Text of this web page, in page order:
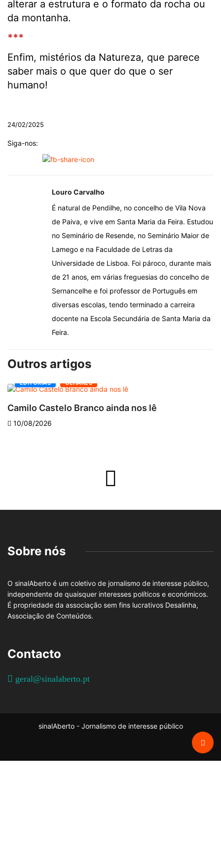
alterar a estrutura e o formato da rocha ou
da montanha.
***
Enfim, mistérios da Natureza, que parece
saber mais o que quer do que o ser
humano!
24/02/2025
Siga-nos:
Louro Carvalho
É natural de Pendilhe, no concelho de Vila Nova
de Paiva, e vive em Santa Maria da Feira. Estudou
no Seminário de Resende, no Seminário Maior de
Lamego e na Faculdade de Letras da
Universidade de Lisboa. Foi pároco, durante mais
de 21 anos, em várias freguesias do concelho de
Sernancelhe e foi professor de Português em
diversas escolas, tendo terminado a carreira
docente na Escola Secundária de Santa Maria da
Feira.
Outros artigos
EDITORIAS OLHARES
Camilo Castelo Branco ainda nos lê
10/08/2026
Sobre nós
O sinalAberto é um coletivo de jornalismo de interesse público,
independente de quaisquer interesses políticos e económicos.
É propriedade da associação sem fins lucrativos Desalinha,
Associação de Conteúdos.
Contacto
geral@sinalaberto.pt
sinalAberto - Jornalismo de interesse público